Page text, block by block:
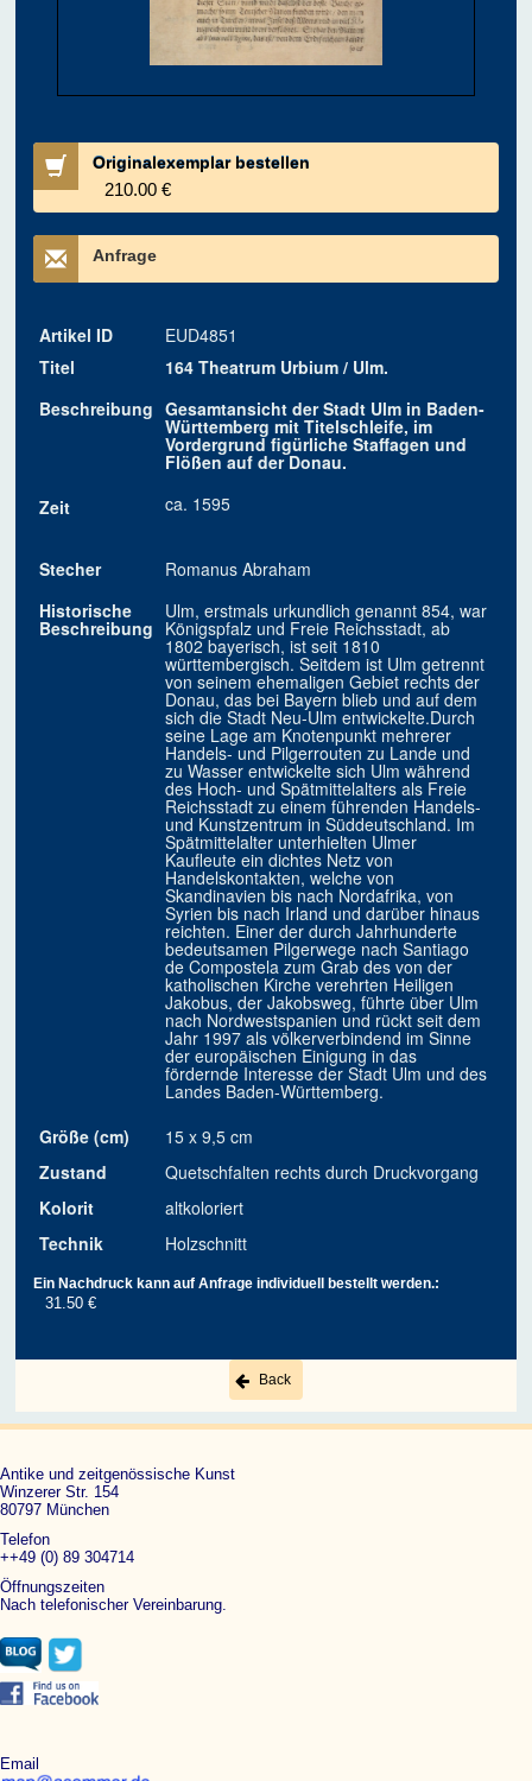
Originalexemplar bestellen
210.00 €
Anfrage
Artikel ID
EUD4851
Titel
164 Theatrum Urbium / Ulm.
Beschreibung Gesamtansicht der Stadt Ulm in Baden-
Württemberg mit Titelschleife, im
Vordergrund figürliche Staffagen und
Flößen auf der Donau.
Zeit
ca. 1595
Stecher
Romanus Abraham
Historische
Beschreibung
Ulm, erstmals urkundlich genannt 854, war
Königspfalz und Freie Reichsstadt, ab
1802 bayerisch, ist seit 1810
württembergisch. Seitdem ist Ulm getrennt
von seinem ehemaligen Gebiet rechts der
Donau, das bei Bayern blieb und auf dem
sich die Stadt Neu-Ulm entwickelte.Durch
seine Lage am Knotenpunkt mehrerer
Handels- und Pilgerrouten zu Lande und
zu Wasser entwickelte sich Ulm während
des Hoch- und Spätmittelalters als Freie
Reichsstadt zu einem führenden Handels-
und Kunstzentrum in Süddeutschland. Im
Spätmittelalter unterhielten Ulmer
Kaufleute ein dichtes Netz von
Handelskontakten, welche von
Skandinavien bis nach Nordafrika, von
Syrien bis nach Irland und darüber hinaus
reichten. Einer der durch Jahrhunderte
bedeutsamen Pilgerwege nach Santiago
de Compostela zum Grab des von der
katholischen Kirche verehrten Heiligen
Jakobus, der Jakobsweg, führte über Ulm
nach Nordwestspanien und rückt seit dem
Jahr 1997 als völkerverbindend im Sinne
der europäischen Einigung in das
fördernde Interesse der Stadt Ulm und des
Landes Baden-Württemberg.
Größe (cm)
15 x 9,5 cm
Zustand
Quetschfalten rechts durch Druckvorgang
Kolorit
altkoloriert
Technik
Holzschnitt
Ein Nachdruck kann auf Anfrage individuell bestellt werden.:
31.50 €
Back
Antike und zeitgenössische Kunst
Winzerer Str. 154
80797 München
Telefon
++49 (0) 89 304714
Öffnungszeiten
Nach telefonischer Vereinbarung.
Email